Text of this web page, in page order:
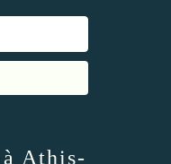
à Athis-